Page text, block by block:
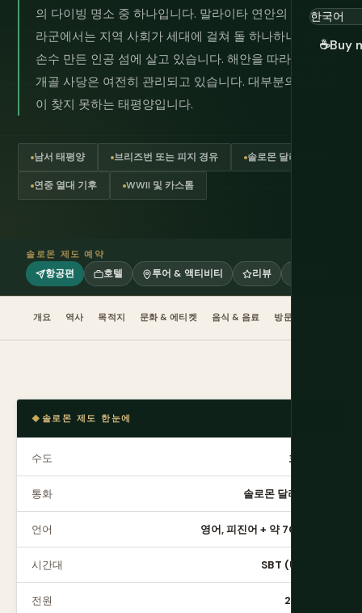
☕Buy
의 다이빙 명소 중 하나입니다. 말라이타 연안의 랑가랑가
라군에서는 지역 사회가 세대에 걸쳐 돌 하나하나 산호로
손수 만든 인공 섬에 살고 있습니다. 해안을 따라 있는 두
개골 사당은 여전히 관리되고 있습니다. 대부분의 방문객
이 찾지 못하는 태평양입니다.
남서 태평양 브리즈번 또는 피지 경유 솔로몬 달러 (SBD)
연중 열대 기후 WWII 및 카스톰
솔로몬 제도 예약
항공편 호텔 투어 & 액티비티 리뷰
개요 역사 목적지 문화 & 에티켓 음식 & 음료 방문 시기
솔로몬 제도 한눈에
수도 호니아라
통화 솔로몬 달러 (SBD)
언어 영어, 피진어 + 약 70개 지역
시간대 SBT (UTC+11)
전원 230V, I형